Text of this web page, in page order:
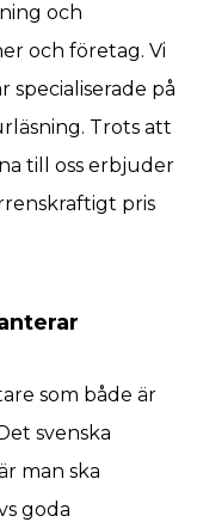
och
och företag. Vi
specialiserade på
Trots att
till oss erbjuder
pris
som både är
svenska
man ska
goda